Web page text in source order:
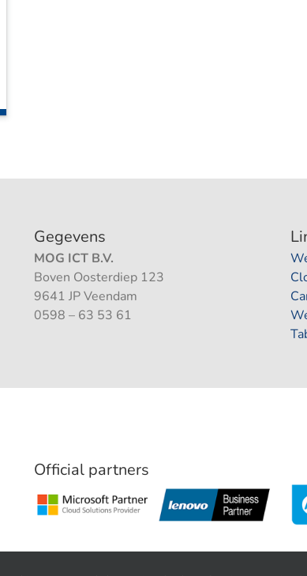
Gegevens
MOG ICT B.V.
Boven Oosterdiep 123
9641 JP Veendam
0598 – 63 53 61
Official partners